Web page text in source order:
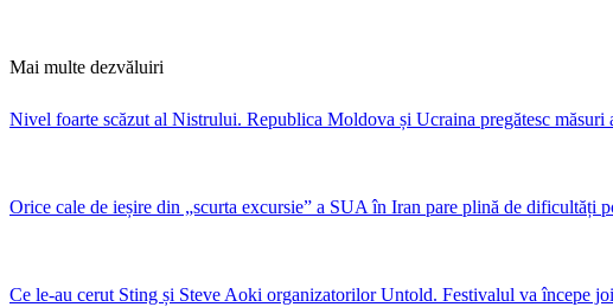
Mai multe dezvăluiri
Nivel foarte scăzut al Nistrului. Republica Moldova și Ucraina pregătesc măsuri
Orice cale de ieșire din „scurta excursie” a SUA în Iran pare plină de dificultăți
Ce le-au cerut Sting și Steve Aoki organizatorilor Untold. Festivalul va începe joi